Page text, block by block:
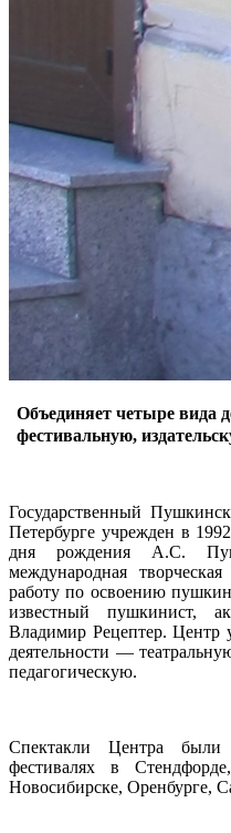
Объединяет четыре вида
фестивальную,
Государственный
Петербурге учрежден в
дня рождения А.С.
международная
работу по освоению
известный пушкинист,
Владимир Рецептер. Центр
деятельности —
педагогическую.
Спектакли Центра
фестивалях в
Новосибирске, Оренбурге,